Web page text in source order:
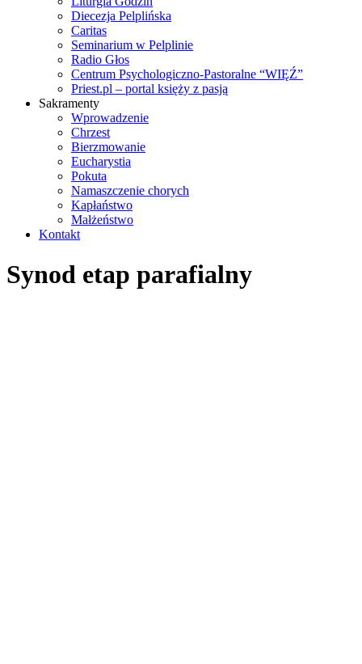
Diecezja Pelplińska
Caritas
Seminarium w Pelplinie
Radio Głos
Centrum Psychologiczno-Pastoralne “WIĘŹ”
Priest.pl – portal księży z pasją
Sakramenty
Wprowadzenie
Chrzest
Bierzmowanie
Eucharystia
Pokuta
Namaszczenie chorych
Kapłaństwo
Małżeństwo
Kontakt
Synod etap parafialny